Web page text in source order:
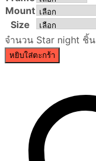
Mount
Size
จำนวน Star night ชิ้น
หยิบใส่ตะกร้า